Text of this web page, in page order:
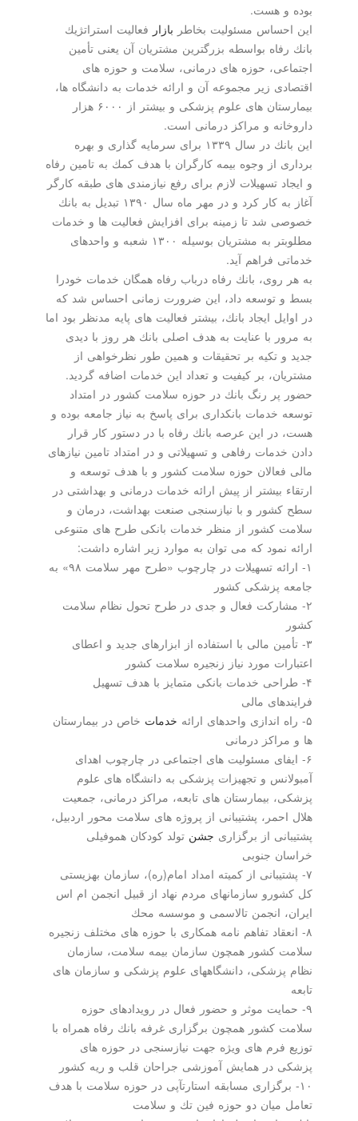
بوده و هست.
این احساس مسئولیت بخاطربازارفعالیت استراتژیك
بانك رفاه بواسطه بزرگترین مشتریان آن یعنی تأمین
اجتماعی، حوزه های درمانی، سلامت و حوزه های
اقتصادی زیر مجموعه آن و ارائه خدمات به دانشگاه ها،
بیمارستان های علوم پزشكی و بیشتر از ۶۰۰۰ هزار
داروخانه و مراكز درمانی است.
این بانك در سال ۱۳۳۹ برای سرمایه گذاری و بهره
برداری از وجوه بیمه كارگران با هدف كمك به تامین رفاه
و ایجاد تسهیلات لازم برای رفع نیازمندی های طبقه كارگر
آغاز به كار كرد و در مهر ماه سال ۱۳۹۰ تبدیل به بانك
خصوصی شد تا زمینه برای افزایش فعالیت ها و خدمات
مطلوبتر به مشتریان بوسیله ۱۳۰۰ شعبه و واحدهای
خدماتی فراهم آید.
به هر روی، بانك رفاه درباب رفاه همگان خدمات خودرا
بسط و توسعه داد، این ضرورت زمانی احساس شد كه
در اوایل ایجاد بانك، بیشتر فعالیت های پایه مدنظر بود اما
به مرور با عنایت به هدف اصلی بانك هر روز با دیدی
جدید و تكیه بر تحقیقات و همین طور نظرخواهی از
مشتریان، بر كیفیت و تعداد این خدمات اضافه گردید.
حضور پر رنگ بانك در حوزه سلامت كشور در امتداد
توسعه خدمات بانكداری برای پاسخ به نیاز جامعه بوده و
هست، در این عرصه بانك رفاه با در دستور كار قرار
دادن خدمات رفاهی و تسهیلاتی و در امتداد تامین نیازهای
مالی فعالان حوزه سلامت كشور و با هدف توسعه و
ارتقاء بیشتر از پیش ارائه خدمات درمانی و بهداشتی در
سطح كشور و با نیازسنجی صنعت بهداشت، درمان و
سلامت كشور از منظر خدمات بانكی طرح های متنوعی
ارائه نمود كه می توان به موارد زیر اشاره داشت:
۱- ارائه تسهیلات در چارچوب «طرح مهر سلامت ۹۸» به
جامعه پزشكی كشور
۲- مشاركت فعال و جدی در طرح تحول نظام سلامت
۳- تأمین مالی با استفاده از ابزارهای جدید و اعطای
اعتبارات مورد نیاز زنجیره سلامت كشور
۴- طراحی خدمات بانكی متمایز با هدف تسهیل
فرایندهای مالی
خدماتخاص در بیمارستان
ها و مراكز درمانی
۶- ایفای مسئولیت های اجتماعی در چارچوب اهدای
آمبولانس و تجهیزات پزشكی به دانشگاه های علوم
پزشكی، بیمارستان های تابعه، مراكز درمانی، جمعیت
هلال احمر، پشتیبانی از پروژه های سلامت محور اردبیل،
پشتیبانی از برگزاریجشن تولد كودكان هموفیلی
خراسان جنوبی
۷- پشتیبانی از كمیته امداد امام(ره)، سازمان بهزیستی
كل كشورو سازمانهای مردم نهاد از قبیل انجمن ام اس
ایران، انجمن تالاسمی و موسسه محك
۸- انعقاد تفاهم نامه همكاری با حوزه های مختلف زنجیره
سلامت كشور همچون سازمان بیمه سلامت، سازمان
نظام پزشكی، دانشگاه­های علوم پزشكی و سازمان های
۹- حمایت موثر و حضور فعال در رویدادهای حوزه
سلامت كشور همچون برگزاری غرفه بانك رفاه همراه با
توزیع فرم های ویژه جهت نیازسنجی در حوزه های
پزشكی در همایش آموزشی جراحان قلب و ریه كشور
۱۰- برگزاری مسابقه استارت­آپی در حوزه سلامت با هدف
تعامل میان دو حوزه فین تك و سلامت